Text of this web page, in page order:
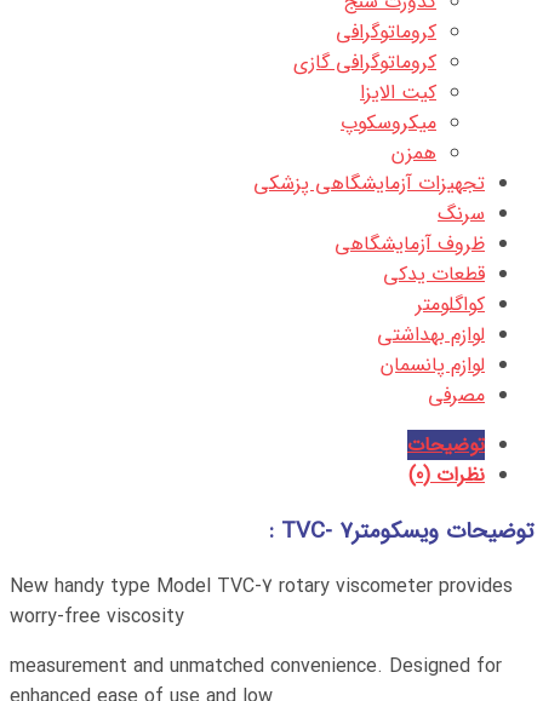
کروماتوگرافی
کروماتوگرافی گازی
کیت الایزا
میکروسکوپ
همزن
تجهیزات آزمایشگاهی پزشکی
سرنگ
ظروف آزمایشگاهی
قطعات یدکی
کواگلومتر
لوازم بهداشتی
لوازم پانسمان
مصرفی
توضیحات
نظرات (0)
توضیحات ویسکومترTVC- 7 :
New handy type Model TVC-7 rotary viscometer provides
worry-free viscosity
measurement and unmatched convenience. Designed for